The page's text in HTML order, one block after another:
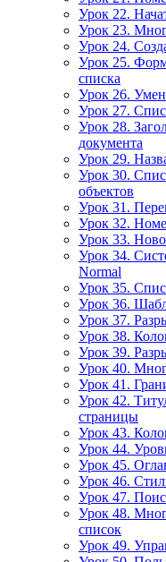
Урок 22.
Урок 23.
Урок 24.
Урок 25.
списка
Урок 26.
Урок 27.
Урок 28.
документа
Урок 29.
Урок 30.
объектов
Урок 31.
Урок 32.
Урок 33.
Урок 34.
Normal
Урок 35.
Урок 36.
Урок 37.
Урок 38.
Урок 39.
Урок 40.
Урок 41.
Урок 42.
страницы
Урок 43.
Урок 44.
Урок 45.
Урок 46.
Урок 47.
Урок 48.
список
Урок 49.